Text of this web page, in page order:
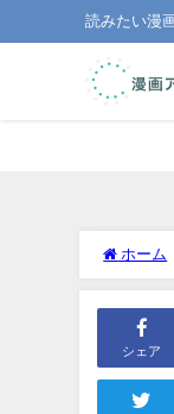
読みたい漫
ホーム
シェア